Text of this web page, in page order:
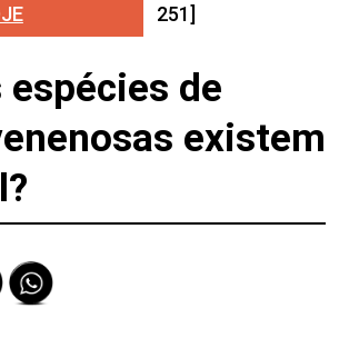
251]
espécies de
existem